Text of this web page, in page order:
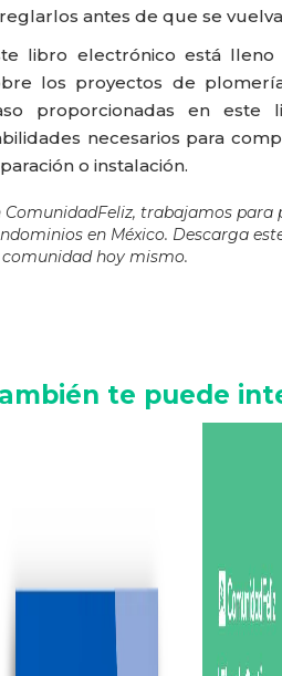
antes de que se
libro electrónico está
los proyectos de
proporcionadas en este
necesarios para
o instalación.
ComunidadFeliz, trabajamos
en México. Descarga
hoy mismo.
te puede